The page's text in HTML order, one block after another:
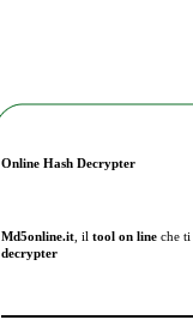
Online Hash Decrypter
Md5online.it, il tool on lineche ti
decrypter